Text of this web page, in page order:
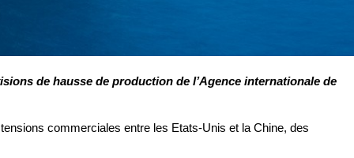
de hausse de production de l’Agence internationale de
commerciales entre les Etats-Unis et la Chine, des